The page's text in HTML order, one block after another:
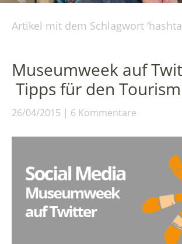
Artikel mit dem Schlagwort ‘
Museumweek auf
Tipps für den
26/04/2015 6 Kommentare